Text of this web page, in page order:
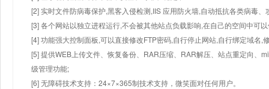
[2] 实时文件防病毒保护,黑客入侵检测,IIS 应用防火墙,自动抵抗各类病毒、
[3] 各个网站以独立进程运行,不会被其他站点负载影响,在自己的空间中可
[4] 功能强大控制面板,可以直接修改FTP密码,自行停止网站,自行绑定域名,
[5] 提供WEB上传文件、恢复备份、RAR压缩、RAR解压、站点重定向、
级管理功能;
[6] 无障碍技术支持：24×7×365制技术支持，微笑面对任何用户。